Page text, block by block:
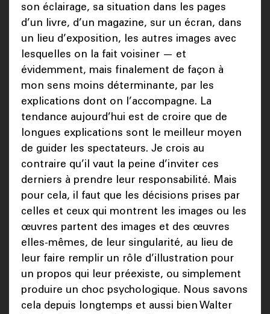
son éclairage, sa situation dans les pages
d’un livre, d’un magazine, sur un écran, dans
un lieu d’exposition, les autres images avec
lesquelles on la fait voisiner — et
évidemment, mais finalement de façon à
mon sens moins déterminante, par les
explications dont on l’accompagne. La
tendance aujourd’hui est de croire que de
longues explications sont le meilleur moyen
de guider les spectateurs. Je crois au
contraire qu’il vaut la peine d’inviter ces
derniers à prendre leur responsabilité. Mais
pour cela, il faut que les décisions prises par
celles et ceux qui montrent les images ou les
œuvres partent des images et des œuvres
elles-mêmes, de leur singularité, au lieu de
leur faire remplir un rôle d’illustration pour
un propos qui leur préexiste, ou simplement
produire un choc psychologique. Nous savons
cela depuis longtemps et aussi bien Walter